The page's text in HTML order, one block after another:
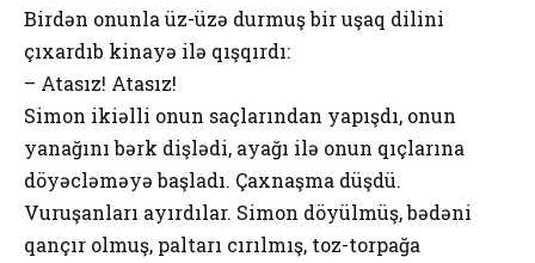
Birdən onunla üz-üzə durmuş bir uşaq dilini
çıxardıb kinayə ilə qışqırdı:
– Atasız! Atasız!
Simon ikiəlli onun saçlarından yapışdı, onun
yanağını bərk dişlədi, ayağı ilə onun qıçlarına
döyəcləməyə başladı. Çaxnaşma düşdü.
Vuruşanları ayırdılar. Simon döyülmüş, bədəni
qançır olmuş, paltarı cırılmış, toz-torpağa